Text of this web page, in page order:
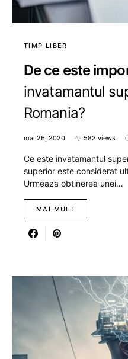
TIMP LIBER
De ce este
invatamantul
Romania?
mai 26, 2020 583 views
Ce este invatamantul
superior este considerat
Urmeaza obtinerea unei…
MAI MULT